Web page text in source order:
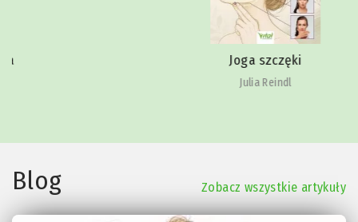
Blog Zobacz wszystkie artykuły